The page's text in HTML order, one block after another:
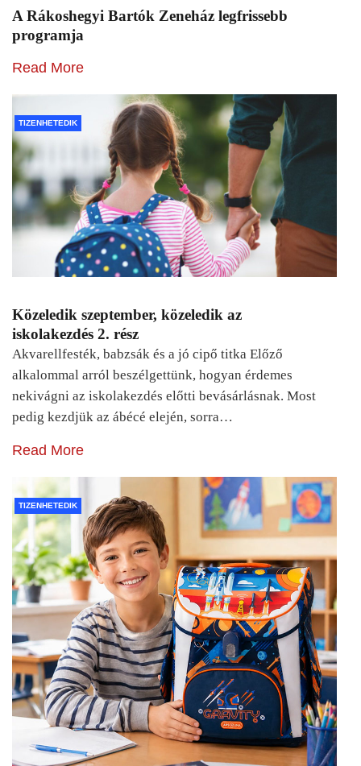
A Rákoshegyi Bartók Zeneház legfrissebb
programja
Read More
TIZENHETEDIK
Közeledik szeptember, közeledik az
iskolakezdés 2. rész
Akvarellfesték, babzsák és a jó cipő titka Előző
alkalommal arról beszélgettünk, hogyan érdemes
nekivágni az iskolakezdés előtti bevásárlásnak. Most
pedig kezdjük az ábécé elején, sorra…
Read More
TIZENHETEDIK